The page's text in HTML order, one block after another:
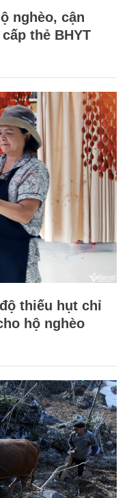
nghèo, cận
thẻ BHYT
thiếu hụt chỉ
hộ nghèo